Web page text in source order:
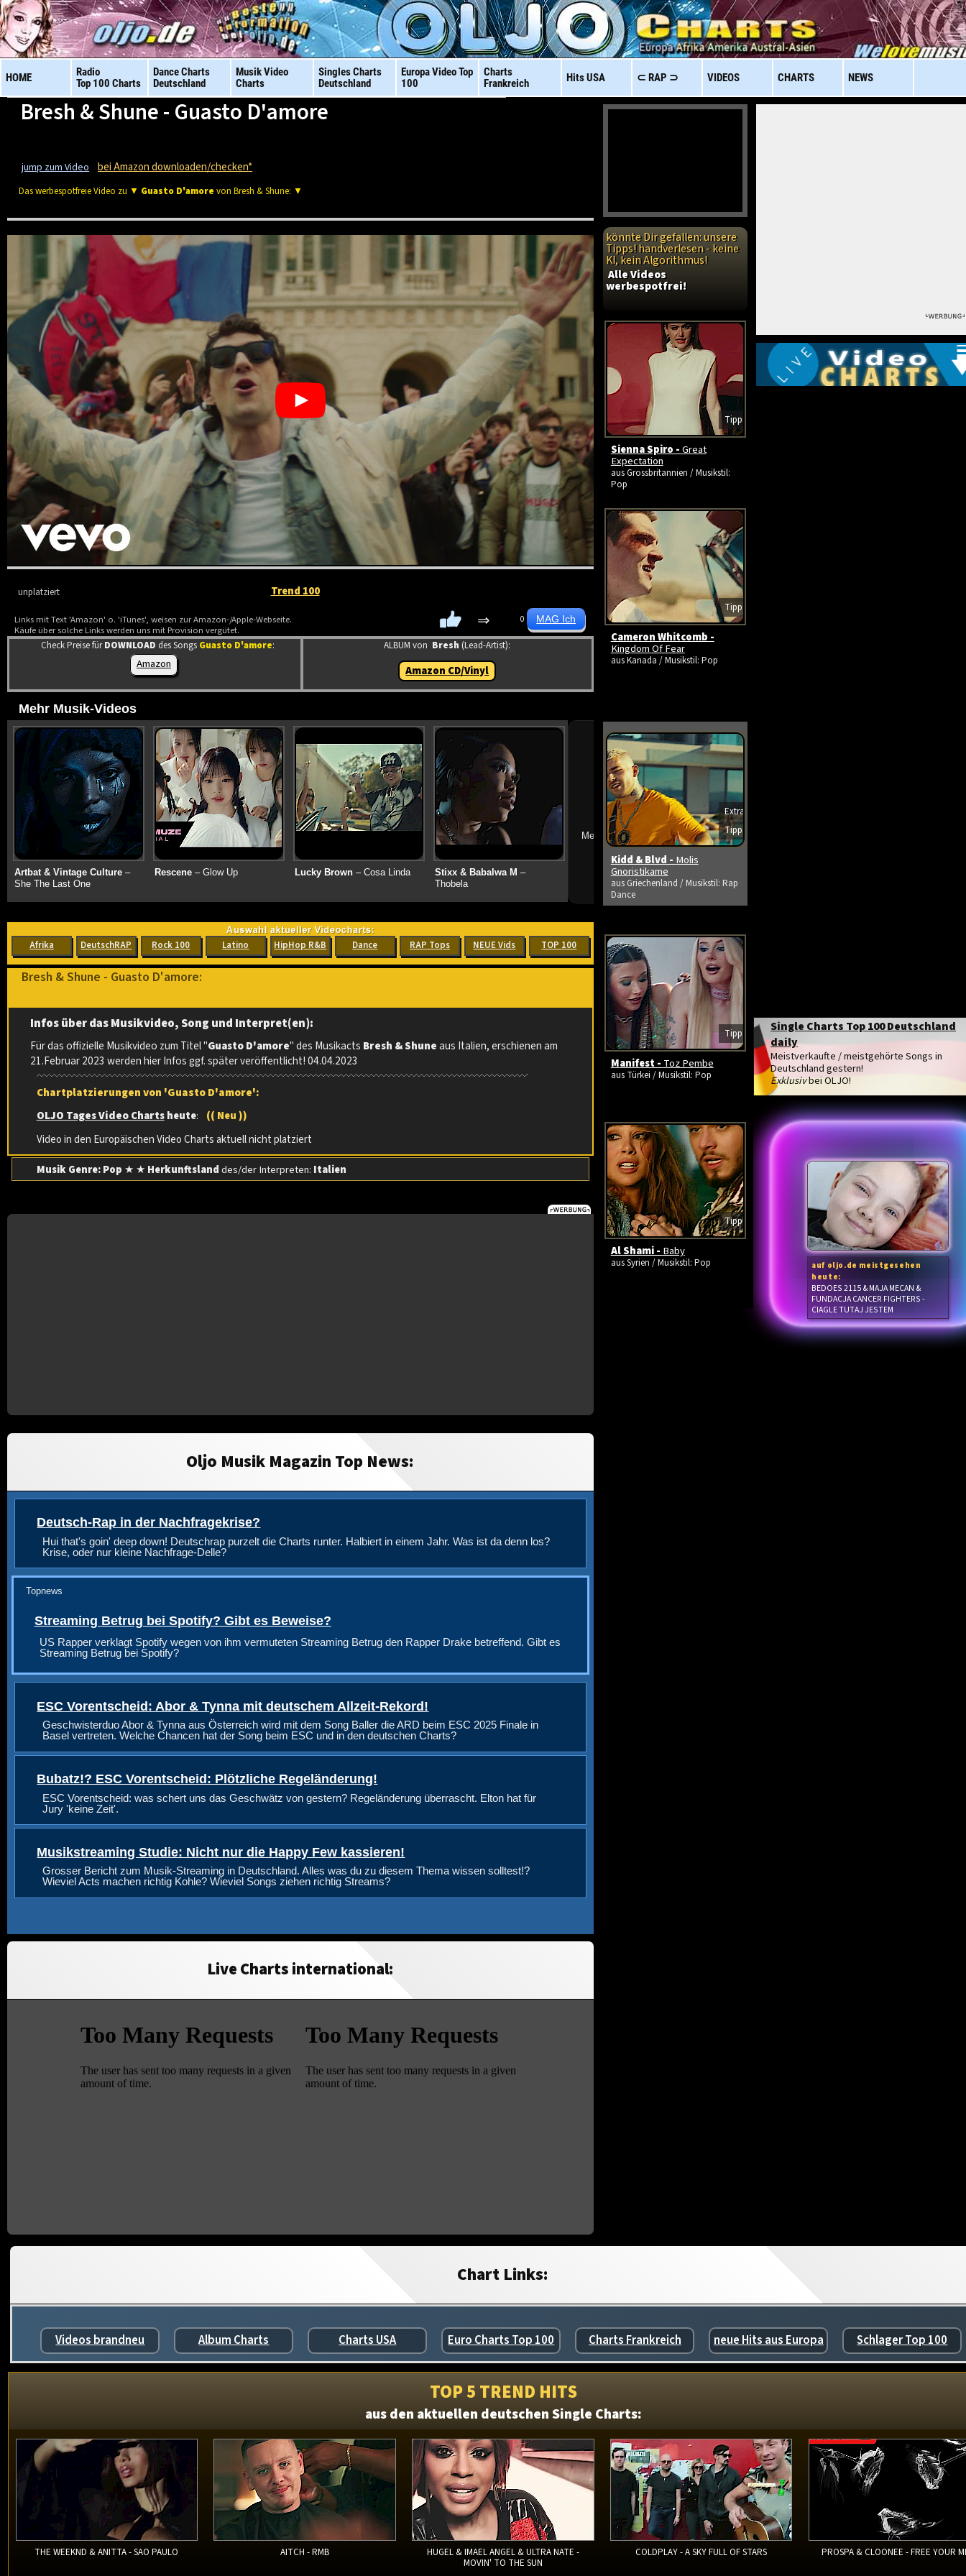
HOME
Radio
Top 100 Charts
Dance Charts
Deutschland
Musik Video
Charts
Singles Charts
Deutschland
Europa VideoTop
100
Charts
Frankreich
HitsUSA ⊂ RAP ⊃ VIDEOS CHARTS NEWS
Bresh & Shune - Guasto D'amore
jump zum Video bei Amazon downloaden/checken*
Das werbespotfreie Video zu ▼ Guasto D'amore von Bresh & Shune: ▼
unplatziert Trend 100
Links mit Text 'Amazon' o. 'iTunes', weisen zur Amazon-/Apple-Webseite.
Käufe über solche Links werden uns mit Provision vergütet.
⇒ 0
Check Preise fürDOWNLOAD des Songs Guasto D'amore:
Amazon
ALBUM von Bresh (Lead-Artist):
Amazon CD/Vinyl
Mehr Musik-Videos
Artbat & Vintage Culture–
She The Last One
Rescene– Glow Up Lucky Brown– Cosa Linda Stixx & Babalwa M –
Thobela
➔
Mehr neue Vids ansehen
Afrika DeutschRAP Rock 100 Latino HipHop R&B Dance RAP Tops NEUE Vids TOP 100
Bresh & Shune - Guasto D'amore:
Infos über das Musikvideo, Song und Interpret(en):
Für das offizielle Musikvideo zum Titel "Guasto D'amore" des Musikacts Bresh & Shuneaus Italien, erschienen am
21.Februar 2023 werden hier Infos ggf. später veröffentlicht! 04.04.2023
Chartplatzierungen von 'Guasto D'amore':
OLJO Tages Video Charts heute:
(( Neu ))
Video in den Europäischen Video Charts aktuell nicht platziert
Musik Genre: Pop ★ ★ Herkunftslanddes/der Interpreten: Italien
Oljo Musik Magazin Top News:
Deutsch-Rap in der Nachfragekrise?
Hui that's goin' deep down! Deutschrap purzelt die Charts runter. Halbiert in einem Jahr. Was ist da denn los?
Krise, oder nur kleine Nachfrage-Delle?
Topnews
Streaming Betrug bei Spotify? Gibt es Beweise?
US Rapper verklagt Spotify wegen von ihm vermuteten Streaming Betrug den Rapper Drake betreffend. Gibt es
Streaming Betrug bei Spotify?
ESC Vorentscheid: Abor & Tynna mit deutschem Allzeit-Rekord!
Geschwisterduo Abor & Tynna aus Österreich wird mit dem Song Baller die ARD beim ESC 2025 Finale in
Basel vertreten. Welche Chancen hat der Song beim ESC und in den deutschen Charts?
Bubatz!? ESC Vorentscheid: Plötzliche Regeländerung!
ESC Vorentscheid: was schert uns das Geschwätz von gestern? Regeländerung überrascht. Elton hat für
Jury 'keine Zeit'.
Musikstreaming Studie: Nicht nur die Happy Few kassieren!
Grosser Bericht zum Musik-Streaming in Deutschland. Alles was du zu diesem Thema wissen solltest!?
Wieviel Acts machen richtig Kohle? Wieviel Songs ziehen richtig Streams?
Live Charts international:
Single Charts Top 100 Deutschland
daily
Meistverkaufte / meistgehörte Songs in
Deutschland gestern!
Exklusivbei OLJO!
auf oljo.de meistgesehen
heute:
BEDOES 2115 & MAJA MECAN &
FUNDACJA CANCER FIGHTERS -
CIAGLE TUTAJ JESTEM
könnte Dir gefallen: unsere
Tipps! handverlesen - keine
KI, kein Algorithmus!
Alle Videos
werbespotfrei!
Tipp
Sienna Spiro -Great
Expectation
aus Grossbritannien / Musikstil:
Pop
Tipp
Cameron Whitcomb -
Kingdom Of Fear
aus Kanada / Musikstil: Pop
Extra
Tipp
Kidd & Blvd - Molis
Gnoristikame
aus Griechenland / Musikstil: Rap
Dance
Tipp
Manifest - Toz Pembe
aus Türkei / Musikstil: Pop
Tipp
Al Shami - Baby
aus Syrien / Musikstil: Pop
Chart Links:
Videos brandneu Album Charts Charts USA Euro Charts Top 100 Charts Frankreich neue Hits aus Europa Schlager Top 100
TOP 5 TREND HITS
aus den aktuellen deutschen Single Charts:
THE WEEKND & ANITTA - SAO PAULO AITCH - RMB
HUGEL & IMAEL ANGEL & ULTRA NATE -
MOVIN' TO THE SUN
COLDPLAY - A SKY FULL OF STARS PROSPA & CLOONEE - FREE YOUR